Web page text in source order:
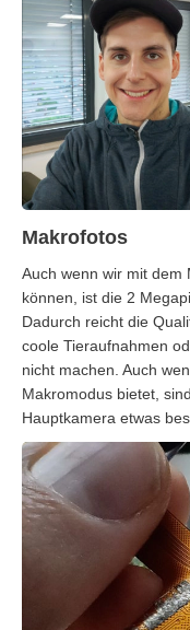
Makrofotos
Auch wenn wir mit dem
können, ist die 2
Dadurch reicht die
coole Tieraufnahmen
nicht machen. Auch
Makromodus bietet,
Hauptkamera etwas